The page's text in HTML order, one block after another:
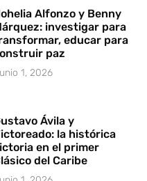
Alfonzo y Benny
investigar para
educar para
paz
1, 2026
Ávila y
la histórica
en el primer
del Caribe